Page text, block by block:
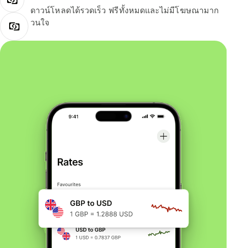
ดาวน์โหลดได้รวดเร็ว ฟรีทั้งหมดและไม่มีโฆษณามาก
วนใจ